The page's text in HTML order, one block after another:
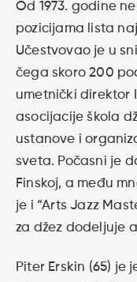
Od 1973. godine
pozicijama lista
Učestvovao je u
čega skoro 200
umetnički direktor
asocijacije škola
ustanove i
sveta. Počasni je
Finskoj, a među
je i “Arts Jazz
za džez dodeljuje
Piter Erskin (65)